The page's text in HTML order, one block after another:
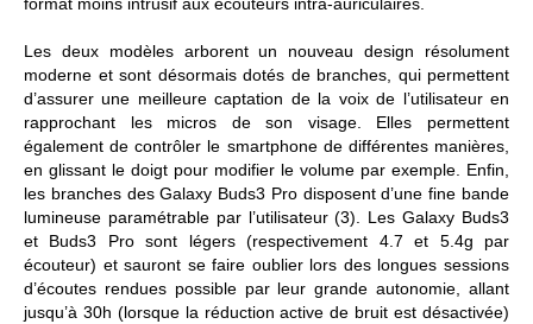
Les deux modèles arborent un nouveau design résolument
moderne et sont désormais dotés de branches, qui permettent
d’assurer une meilleure captation de la voix de l’utilisateur en
rapprochant les micros de son visage. Elles permettent
également de contrôler le smartphone de différentes manières,
en glissant le doigt pour modifier le volume par exemple. Enfin,
les branches des Galaxy Buds3 Pro disposent d’une fine bande
lumineuse paramétrable par l’utilisateur (3). Les Galaxy Buds3
et Buds3 Pro sont légers (respectivement 4.7 et 5.4g par
écouteur) et sauront se faire oublier lors des longues sessions
d’écoutes rendues possible par leur grande autonomie, allant
jusqu’à 30h (lorsque la réduction active de bruit est désactivée)